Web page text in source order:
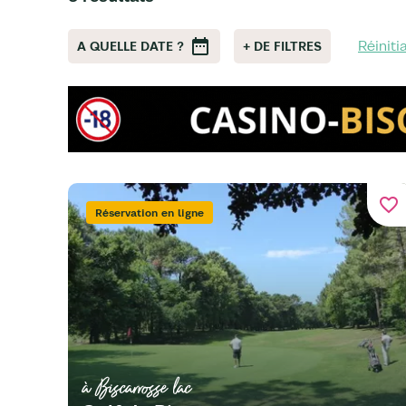
A QUELLE DATE ? + DE FILTRES
favorite_border
Réservation en ligne
à Biscarrosse lac